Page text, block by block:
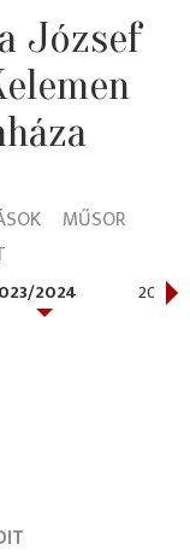
József
MŰSOR
2024 2022/